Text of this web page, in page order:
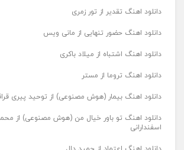
دانلود اهنگ تقدیر از تور زمری
دانلود اهنگ حضور تنهایی از مانی ویس
دانلود اهنگ اشتباه از میلاد باکری
دانلود اهنگ تروما از مستر
دانلود اهنگ بیمار (هوش مصنوعی) از توحید پیری
دانلود اهنگ تو باور خیال من (هوش مصنوعی) از
اسفندارانی